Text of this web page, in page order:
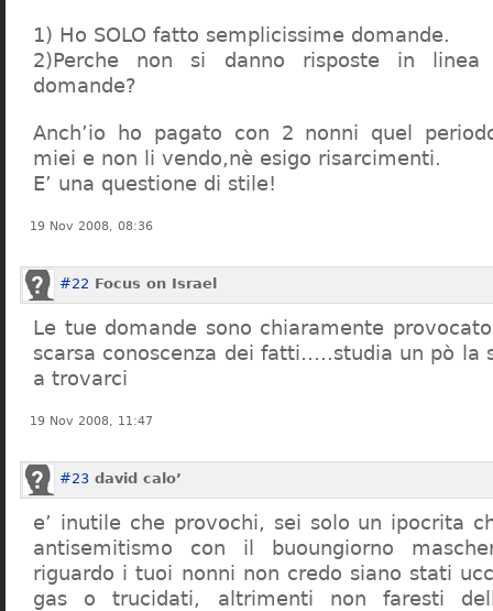
1) Ho SOLO fatto semplicissime domande.
2)Perche non si danno risposte in
domande?
Anch’io ho pagato con 2 nonni quel
miei e non li vendo,nè esigo risarcimenti.
E’ una questione di stile!
19 Nov 2008, 08:36
#22 Focus on Israel
Le tue domande sono chiaramente
scarsa conoscenza dei fatti…..studia un pò la
a trovarci
19 Nov 2008, 11:47
#23 david calo’
e’ inutile che provochi, sei solo un ipocrita
antisemitismo con il buoungiorno
riguardo i tuoi nonni non credo siano stati
gas o trucidati, altrimenti non faresti